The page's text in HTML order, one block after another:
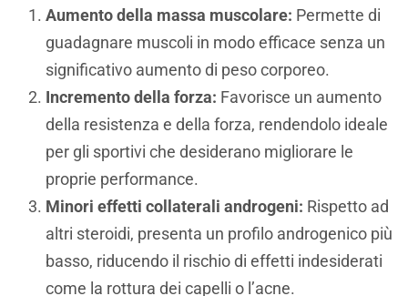
Aumento della massa muscolare: Permette di
guadagnare muscoli in modo efficace senza un
significativo aumento di peso corporeo.
Incremento della forza: Favorisce un aumento
della resistenza e della forza, rendendolo ideale
per gli sportivi che desiderano migliorare le
proprie performance.
Minori effetti collaterali androgeni: Rispetto ad
altri steroidi, presenta un profilo androgenico più
basso, riducendo il rischio di effetti indesiderati
come la rottura dei capelli o l’acne.